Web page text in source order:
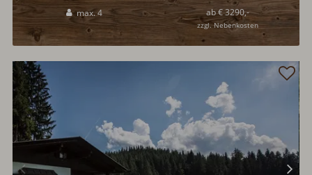
max. 4 ab € 3290,-
zzgl. Nebenkosten